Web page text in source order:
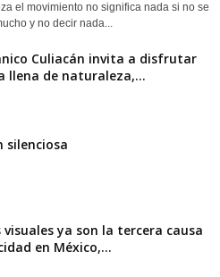
el movimiento no significa nada si no se
y no decir nada...
Culiacán invita a disfrutar
llena de naturaleza,...
silenciosa
ya son la tercera causa
en México,...